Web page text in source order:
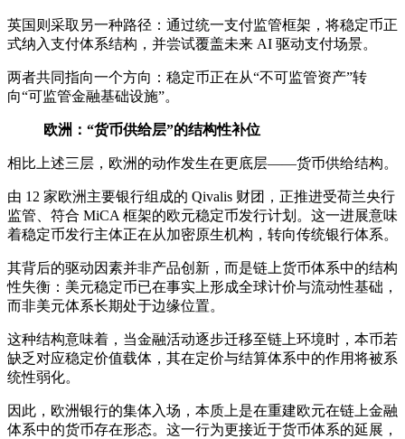
英国则采取另一种路径：通过统一支付监管框架，将稳定币正
式纳入支付体系结构，并尝试覆盖未来 AI 驱动支付场景。
两者共同指向一个方向：稳定币正在从“不可监管资产”转
向“可监管金融基础设施”。
欧洲：“货币供给层”的结构性补位
相比上述三层，欧洲的动作发生在更底层——货币供给结构。
由 12 家欧洲主要银行组成的 Qivalis 财团，正推进受荷兰央行
监管、符合 MiCA 框架的欧元稳定币发行计划。这一进展意味
着稳定币发行主体正在从加密原生机构，转向传统银行体系。
其背后的驱动因素并非产品创新，而是链上货币体系中的结构
性失衡：美元稳定币已在事实上形成全球计价与流动性基础，
而非美元体系长期处于边缘位置。
这种结构意味着，当金融活动逐步迁移至链上环境时，本币若
缺乏对应稳定价值载体，其在定价与结算体系中的作用将被系
统性弱化。
因此，欧洲银行的集体入场，本质上是在重建欧元在链上金融
体系中的货币存在形态。这一行为更接近于货币体系的延展，